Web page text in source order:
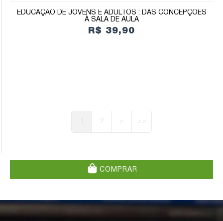
EDUCAÇÃO DE JOVENS E ADULTOS : DAS CONCEPÇÕES
À SALA DE AULA
R$ 39,90
COMPRAR
2 > >>